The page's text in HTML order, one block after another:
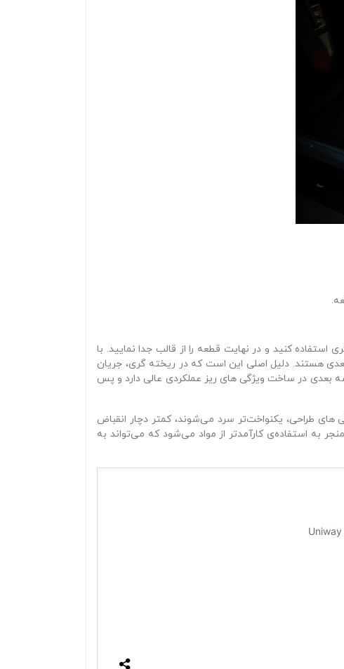
کنید و در نهایت قطعه را از قالب جدا نمایید. با
هستند. دلیل اصلی این است که در ریخته‌ گری، جریان
بعدی در ساخت ویژگی‌ های ریز عملکردی عالی دارد و پس
طراحی، یکنواخت‌تر سرد می‌شوند، کمتر دچار انقباض
به استفاده‌ی کارآمدتر از مواد می‌شود که می‌تواند به